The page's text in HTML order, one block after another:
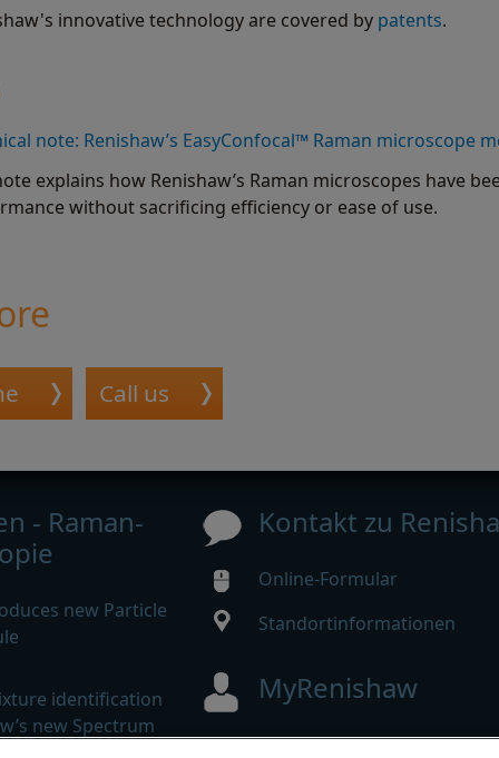
innovative technology are covered by patents.
note: Renishaw’s EasyConfocal™ Raman microscope
explains how Renishaw’s Raman microscopes have
without sacrificing efficiency or ease of use.
Call us
- Raman-
new Particle
identification
new Spectrum
Kontakt zu
Online-Formular
Standortinformationen
MyRenishaw